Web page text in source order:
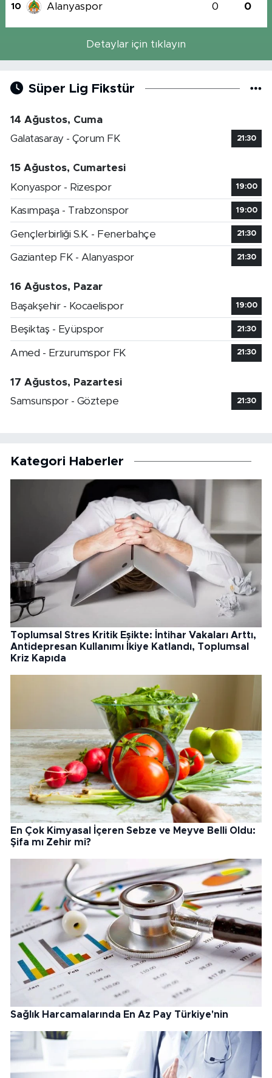
10 Alanyaspor 0 0
Detaylar için tıklayın
Süper Lig Fikstür
14 Ağustos, Cuma
Galatasaray - Çorum FK
21:30
15 Ağustos, Cumartesi
Konyaspor - Rizespor
19:00
Kasımpaşa - Trabzonspor 19:00
Gençlerbirliği S.K. - Fenerbahçe 21:30
Gaziantep FK - Alanyaspor 21:30
16 Ağustos, Pazar
Başakşehir - Kocaelispor
19:00
Beşiktaş - Eyüpspor 21:30
Amed - Erzurumspor FK 21:30
17 Ağustos, Pazartesi
Samsunspor - Göztepe
21:30
Kategori Haberler
Toplumsal Stres Kritik Eşikte: İntihar Vakaları Arttı,
Antidepresan Kullanımı İkiye Katlandı, Toplumsal
Kriz Kapıda
En Çok Kimyasal İçeren Sebze ve Meyve Belli Oldu:
Şifa mı Zehir mi?
Sağlık Harcamalarında En Az Pay Türkiye'nin